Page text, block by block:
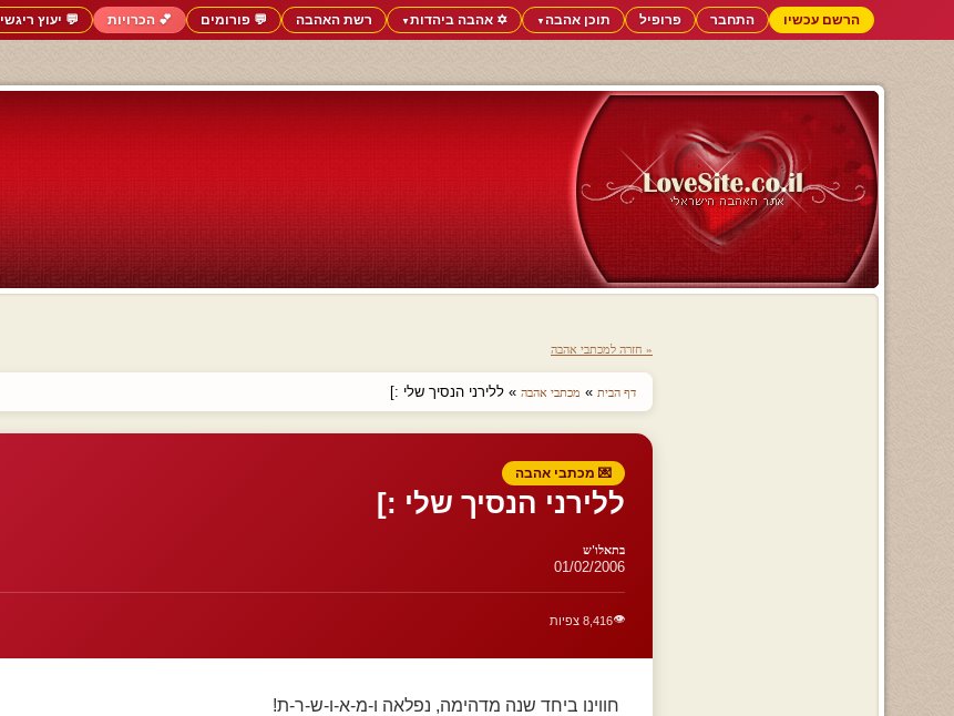
הרשם עכשיו התחבר פרופיל תוכן אהבה▼ ✡️ אהבה ביהדות▼ רשת האהבה 💬 פורומים 💕 הכרויות 💬 יעוץ ריגשי
« חזרה למכתבי אהבה
דף הבית » מכתבי אהבה » ללירני הנסיך שלי :]
💌 מכתבי אהבה
ללירני הנסיך שלי :]
בתאלו'ש
01/02/2006
👁️8,416 צפיות
חווינו ביחד שנה מדהימה, נפלאה ו-מ-א-ו-ש-ר-ת!